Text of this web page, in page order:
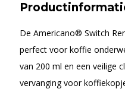
De Americano® Switch
perfect voor koffie
van 200 ml en een veilige
vervanging voor